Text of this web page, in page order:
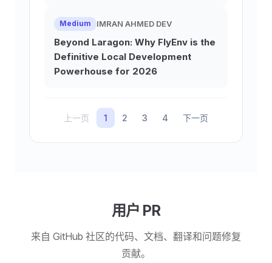
Medium IMRAN AHMED DEV
Beyond Laragon: Why FlyEnv is the
Definitive Local Development
Powerhouse for 2026
上一页 1 2 3 4 下一页
用户 PR
来自 GitHub 社区的代码、文档、翻译和问题修复
贡献。